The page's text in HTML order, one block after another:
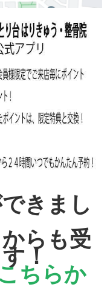
きまし
らも受
！
ちらか